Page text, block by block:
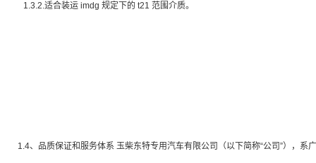
1.3.2.适合装运 imdg 规定下的 t21 范围介质。
1.4、品质保证和服务体系 玉柴东特专用汽车有限公司（以下简称“公司”），系